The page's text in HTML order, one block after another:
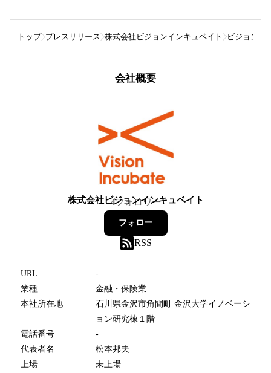
トップ プレスリリース 株式会社ビジョンインキュベイト ビジョンイ
会社概要
株式会社ビジョンインキュベイト
4フォロワー
フォロー
RSS
URL
-
業種
金融・保険業
本社所在地
石川県金沢市角間町 金沢大学イノベーシ
ョン研究棟１階
電話番号
-
代表者名
松本邦夫
上場
未上場